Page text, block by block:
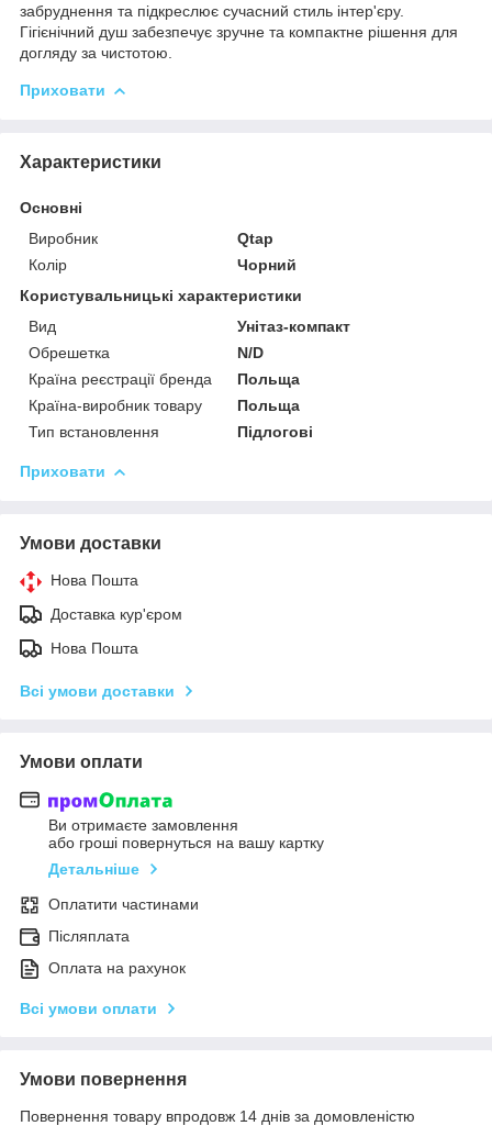
забруднення та підкреслює сучасний стиль інтер'єру.
Гігієнічний душ забезпечує зручне та компактне рішення для
догляду за чистотою.
Приховати
Характеристики
Основні
Виробник
Qtap
Колір
Чорний
Користувальницькі характеристики
Вид
Унітаз-компакт
Обрешетка
N/D
Країна реєстрації бренда
Польща
Країна-виробник товару
Польща
Тип встановлення
Підлогові
Приховати
Умови доставки
Нова Пошта
Доставка кур'єром
Нова Пошта
Всі умови доставки
Умови оплати
Ви отримаєте замовлення
або гроші повернуться на вашу картку
Детальніше
Оплатити частинами
Післяплата
Оплата на рахунок
Всі умови оплати
Умови повернення
Повернення товару впродовж 14 днів за домовленістю